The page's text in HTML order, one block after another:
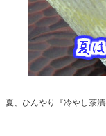
夏、ひんやり『冷やし茶